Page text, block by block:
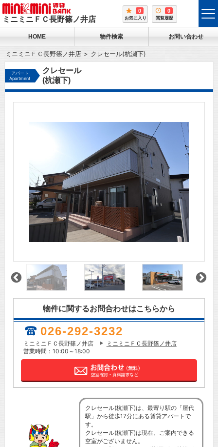
ミニミニＦＣ長野篠ノ井店
0
お気に入り
0
閲覧履歴
HOME 物件検索 お問い合わせ
ミニミニＦＣ長野篠ノ井店 クレセール(杭瀬下)
アパート
Apartment
クレセール
(杭瀬下)
物件に関するお問合わせはこちらから
026-292-3232
ミニミニＦＣ長野篠ノ井店
ミニミニＦＣ長野篠ノ井店
営業時間：10:00～18:00
クレセール(杭瀬下)は、最寄り駅の「屋代
駅」から徒歩17分にある賃貸アパートで
す。
クレセール(杭瀬下)は現在、ご案内できる
空室がございません。